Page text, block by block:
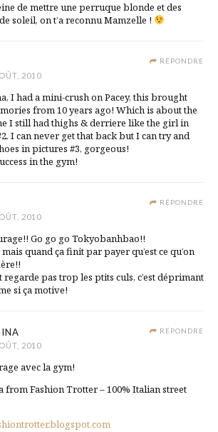
de mettre une perruque blonde et des
soleil, on t’a reconnu Mamzelle !
RÉPONDRE
2010
I had a mini-crush on Pacey, this brought
from 10 years ago! Which is about the
I still had thighs & derriere like the girl in
I can never get that back but I can try and
in pictures #3, gorgeous!
in the gym!
RÉPONDRE
2010
Go go go Tokyobanhbao!!
mais quand ça finit par payer qu’est ce qu’on
regarde pas trop les ptits culs, c’est déprimant
si ça motive!
RÉPONDRE
2010
avec la gym!
from Fashion Trotter – 100% Italian street